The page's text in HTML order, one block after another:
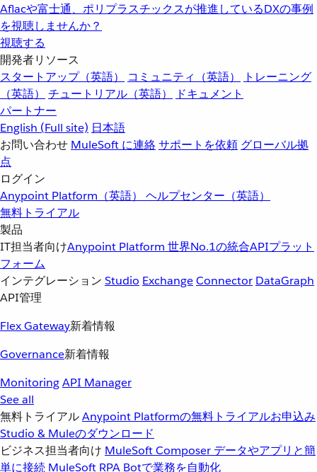
Aflacや富士通、ポリプラスチックスが推進しているDXの事例
を視聴しませんか？
視聴する
開発者リソース
スタートアップ（英語）
コミュニティ（英語）
トレーニング
（英語）
チュートリアル（英語）
ドキュメント
パートナー
English (Full site) 日本語
お問い合わせ MuleSoft に連絡サポートを依頼 グローバル拠
点
ログイン
Anypoint Platform（英語） ヘルプセンター（英語）
無料トライアル
製品
IT担当者向けAnypoint Platform 世界No.1の統合APIプラット
フォーム
インテグレーション Studio ExchangeConnector DataGraph
API管理
Flex Gateway新着情報
Governance新着情報
MonitoringAPI Manager
See all
無料トライアルAnypoint Platformの無料トライアルお申込み
Studio & Muleのダウンロード
ビジネス担当者向け MuleSoft Composer データやアプリと簡
単に接続 MuleSoft RPA Botで業務を自動化